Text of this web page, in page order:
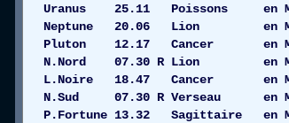
Uranus 25.11
Neptune 20.06 Lion en
Pluton 12.17 Cancer en
N.Nord 07.30 R Lion en
L.Noire 18.47 Cancer en
N.Sud 07.30 R Verseau en
P.Fortune 13.32 Sagittaire en